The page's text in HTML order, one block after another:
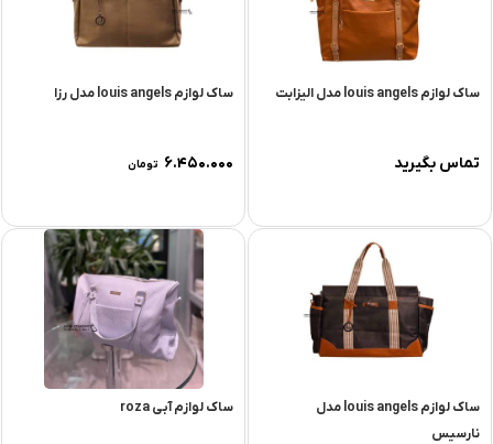
ساک لوازم louis angels مدل الیزابت
تماس بگیرید
ساک لوازم louis angels مدل رزا
۶.۴۵۰.۰۰۰ تومان
ساک لوازم louis angels مدل
نارسیس
ساک لوازم آبی roza